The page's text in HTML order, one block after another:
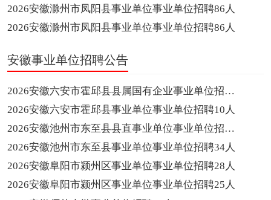
2026安徽滁州市凤阳县事业单位事业单位招聘86人
2026安徽滁州市凤阳县事业单位事业单位招聘86人
安徽事业单位招聘公告
2026安徽六安市霍邱县县属国有企业事业单位招聘10人
2026安徽六安市霍邱县事业单位事业单位招聘10人
2026安徽池州市东至县县直事业单位事业单位招聘15人
2026安徽池州市东至县事业单位事业单位招聘34人
2026安徽阜阳市颍州区事业单位事业单位招聘28人
2026安徽阜阳市颍州区事业单位事业单位招聘25人